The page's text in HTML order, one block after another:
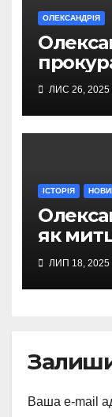
ОЛЕКСАНДРІЯ
ЛИС 26, 2025
ІСТОРІЯ
як
ЛИП 18, 2025
Ваша e-mail